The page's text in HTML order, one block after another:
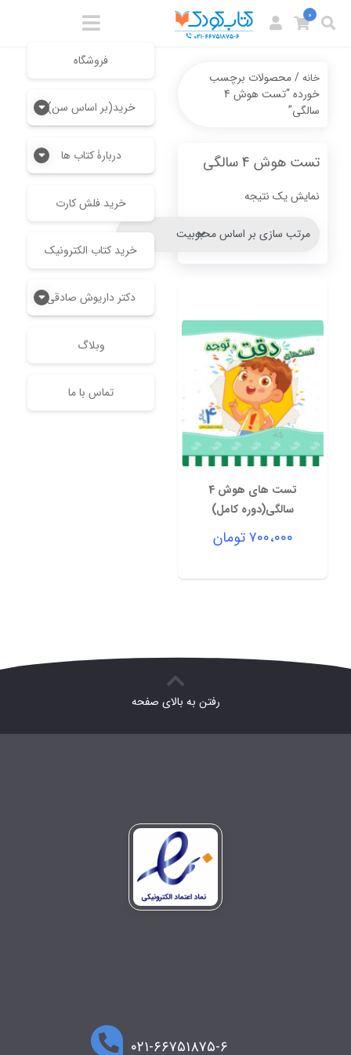
فروشگاه
خرید(بر اساس سن)
دربارۀ کتاب ها
خرید فلش کارت
خرید کتاب الکترونیک
دکتر داریوش صادقی
وبلاگ
تماس با ما
0
خانه/ محصولات برچسب
خورده “تست هوش 4
سالگی”
تست هوش 4 سالگی
نمایش یک نتیجه
تست های هوش 4
سالگی(دوره کامل)
۷۰۰،۰۰۰تومان
رفتن به بالای صفحه
۰۲۱-۶۶۷۵۱۸۷۵-۶